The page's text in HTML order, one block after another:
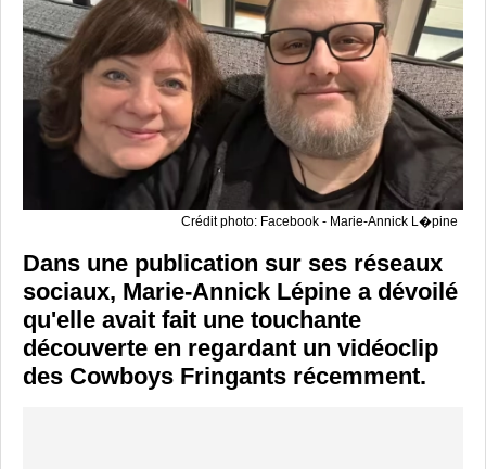
Crédit photo: Facebook - Marie-Annick L�pine
Dans une publication sur ses réseaux
sociaux, Marie-Annick Lépine a dévoilé
qu'elle avait fait une touchante
découverte en regardant un vidéoclip
des Cowboys Fringants récemment.